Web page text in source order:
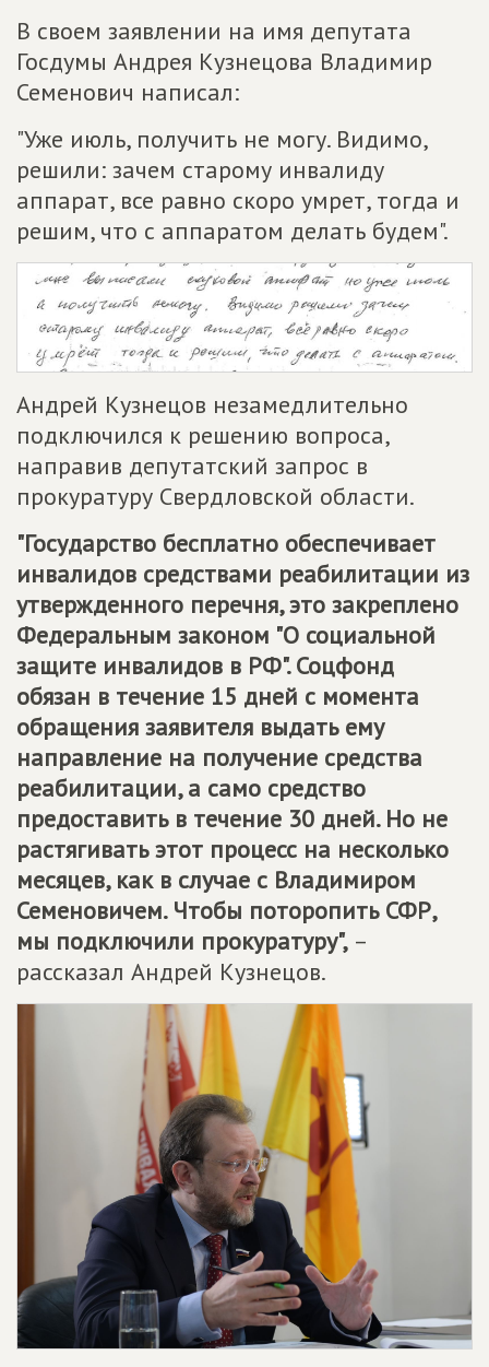
В своем заявлении на имя депутата
Госдумы Андрея Кузнецова Владимир
Семенович написал:
"Уже июль, получить не могу. Видимо,
решили: зачем старому инвалиду
аппарат, все равно скоро умрет, тогда и
решим, что с аппаратом делать будем".
Андрей Кузнецов незамедлительно
подключился к решению вопроса,
направив депутатский запрос в
прокуратуру Свердловской области.
"Государство бесплатно обеспечивает
инвалидов средствами реабилитации из
утвержденного перечня, это закреплено
Федеральным законом "О социальной
защите инвалидов в РФ". Соцфонд
обязан в течение 15 дней с момента
обращения заявителя выдать ему
направление на получение средства
реабилитации, а само средство
предоставить в течение 30 дней. Но не
растягивать этот процесс на несколько
месяцев, как в случае с Владимиром
Семеновичем. Чтобы поторопить СФР,
мы подключили прокуратуру", –
рассказал Андрей Кузнецов.